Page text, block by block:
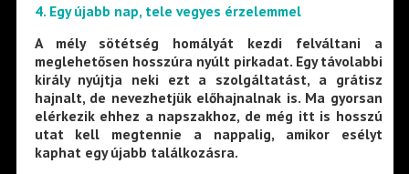
4. Egy újabb nap, tele vegyes érzelemmel
A mély sötétség homályát kezdi felváltani a
meglehetősen hosszúra nyúlt pirkadat. Egy távolabbi
király nyújtja neki ezt a szolgáltatást, a grátisz
hajnalt, de nevezhetjük előhajnalnak is. Ma gyorsan
elérkezik ehhez a napszakhoz, de még itt is hosszú
utat kell megtennie a nappalig, amikor esélyt
kaphat egy újabb találkozásra.